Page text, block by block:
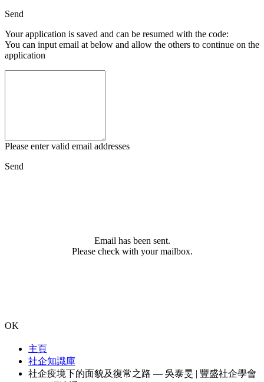
Send
Your application is saved and can be resumed with the code:
You can input email at below and allow the others to continue on the
application
Please enter valid email addresses
Send
Email has been sent.
Please check with your mailbox.
OK
主頁
社企知識庫
社企疫境下的面貌及復常之路 — 吳泰旻 | 豐盛社企學會